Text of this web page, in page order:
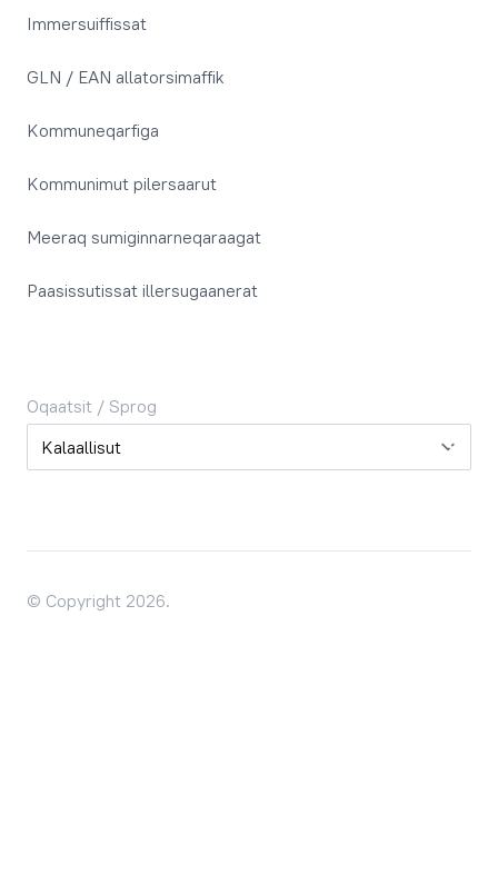
Immersuiffissat
GLN / EAN allatorsimaffik
Kommuneqarfiga
Kommunimut pilersaarut
Meeraq sumiginnarneqaraagat
Paasissutissat illersugaanerat
Oqaatsit / Sprog
Oqaatsit / Sprog
© Copyright 2026.